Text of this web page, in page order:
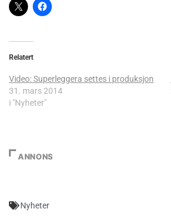
Relatert
Video: Superleggera settes i produksjon
31. mars 2014
i "Nyheter"
ANNONS
Nyheter